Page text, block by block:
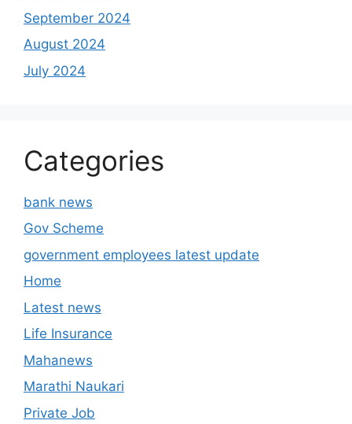
September 2024
August 2024
July 2024
Categories
bank news
Gov Scheme
government employees latest update
Home
Latest news
Life Insurance
Mahanews
Marathi Naukari
Private Job